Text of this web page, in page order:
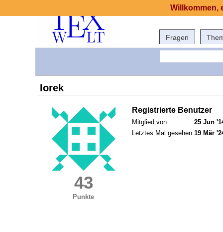
Fragen
Iorek
43
Punkte
Registrierte Benutzer
Mitglied von
25 Jun
Letztes Mal gesehen 19 Mär
Willkommen,